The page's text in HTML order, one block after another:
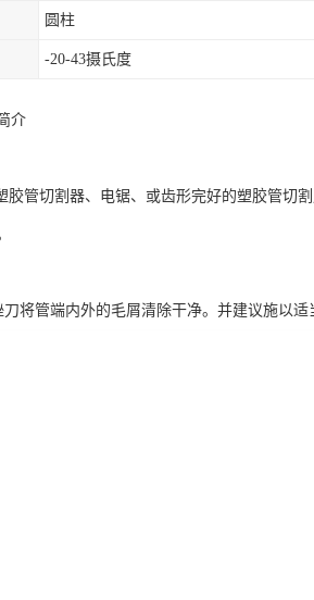
圆柱
-20-43摄氏度
介
管切割器、电锯、或齿形完好的塑胶管切
将管端内外的毛屑清除干净。并建议施以